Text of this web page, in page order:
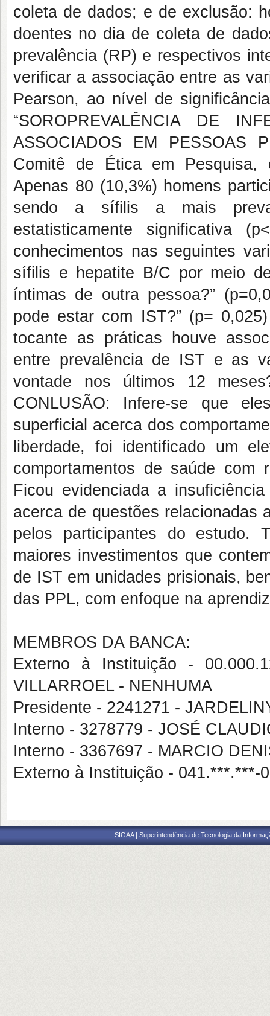
coleta de dados; e de exclusão:
doentes no dia de coleta de
prevalência (RP) e respectivos
verificar a associação entre as
Pearson, ao nível de
“SOROPREVALÊNCIA DE
ASSOCIADOS EM PESSOAS
Comitê de Ética em Pesquisa,
Apenas 80 (10,3%) homens
sendo a sífilis a mais
estatisticamente significativa
conhecimentos nas seguintes
sífilis e hepatite B/C por meio
íntimas de outra pessoa?”
pode estar com IST?” (p=
tocante as práticas houve
entre prevalência de IST e as
vontade nos últimos 12
CONLUSÃO: Infere-se que
superficial acerca dos
liberdade, foi identificado um
comportamentos de saúde com
Ficou evidenciada a
acerca de questões relacionadas
pelos participantes do estudo.
maiores investimentos que
de IST em unidades prisionais,
das PPL, com enfoque na
MEMBROS DA BANCA:
Externo à Instituição -
VILLARROEL - NENHUMA
Presidente - 2241271 -
Interno - 3278779 - JOSÉ
Interno - 3367697 - MARCIO
Externo à Instituição - 041.***.***-
SIGAA | Superintendência de Tecnologia da